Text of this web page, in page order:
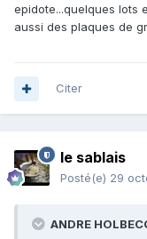
epidote...quelques lots
aussi des plaques de
Citer
le sablais
Posté(e) 29
ANDRE